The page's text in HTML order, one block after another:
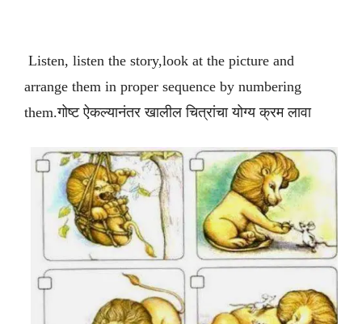
Listen, listen the story,look at the picture and
arrange them in proper sequence by numbering
them.गोष्ट ऐकल्यानंतर खालील चित्रांचा योग्य क्रम लावा